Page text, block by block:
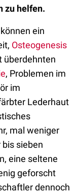
zu helfen.
ein
Osteogenesis
überdehnten
, Problemen im
im
Lederhaut
mal weniger
sieben
eine seltene
geforscht
dennoch